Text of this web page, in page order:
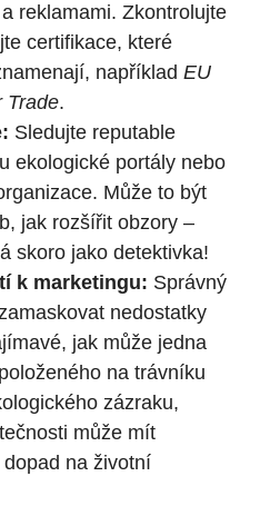
reklamami. Zkontrolujte
certifikace, které
například EU
Trade.
Sledujte reputable
ekologické portály nebo
Může to být
jak rozšířit obzory –
skoro jako detektivka!
k marketingu: Správný
nedostatky
jak může jedna
na trávníku
zázraku,
může mít
na životní